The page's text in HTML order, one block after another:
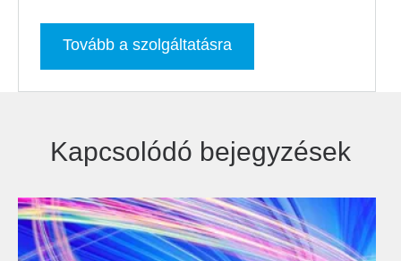
Tovább a szolgáltatásra
Kapcsolódó bejegyzések